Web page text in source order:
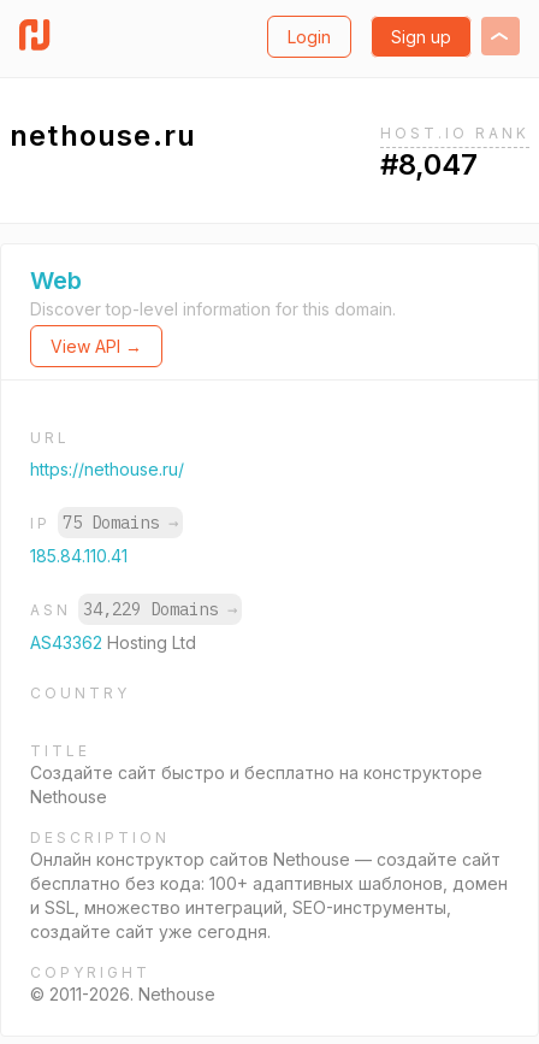
Login Sign up
nethouse.ru HOST.IO RANK
#8,047
Web
Discover top-level information for this domain.
View API →
URL
https://nethouse.ru/
IP 75 Domains →
185.84.110.41
ASN 34,229 Domains →
AS43362 Hosting Ltd
COUNTRY
TITLE
Создайте сайт быстро и бесплатно на конструкторе
Nethouse
DESCRIPTION
Онлайн конструктор сайтов Nethouse — создайте сайт
бесплатно без кода: 100+ адаптивных шаблонов, домен
и SSL, множество интеграций, SEO-инструменты,
создайте сайт уже сегодня.
COPYRIGHT
© 2011-2026. Nethouse